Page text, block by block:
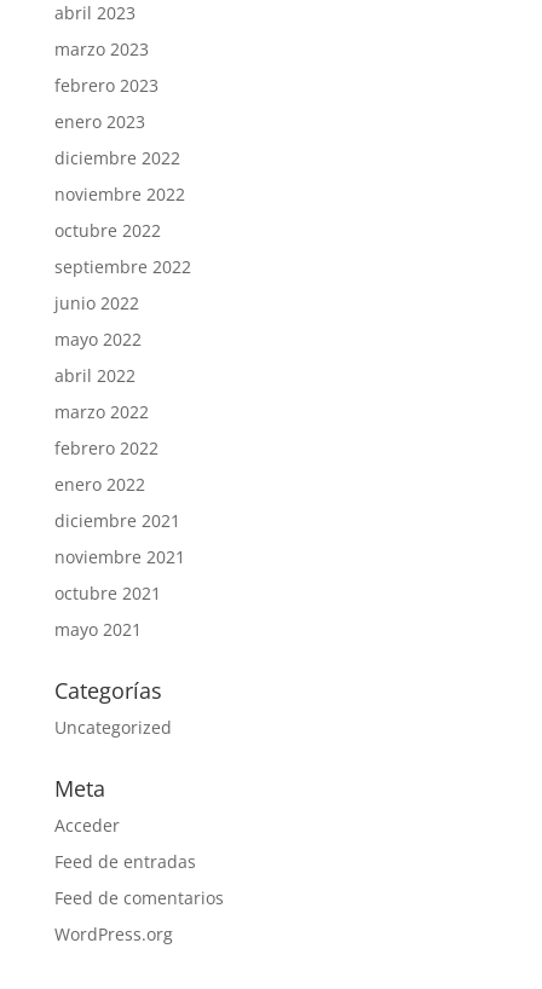
abril 2023
marzo 2023
febrero 2023
enero 2023
diciembre 2022
noviembre 2022
octubre 2022
septiembre 2022
junio 2022
mayo 2022
abril 2022
marzo 2022
febrero 2022
enero 2022
diciembre 2021
noviembre 2021
octubre 2021
mayo 2021
Categorías
Uncategorized
Meta
Acceder
Feed de entradas
Feed de comentarios
WordPress.org